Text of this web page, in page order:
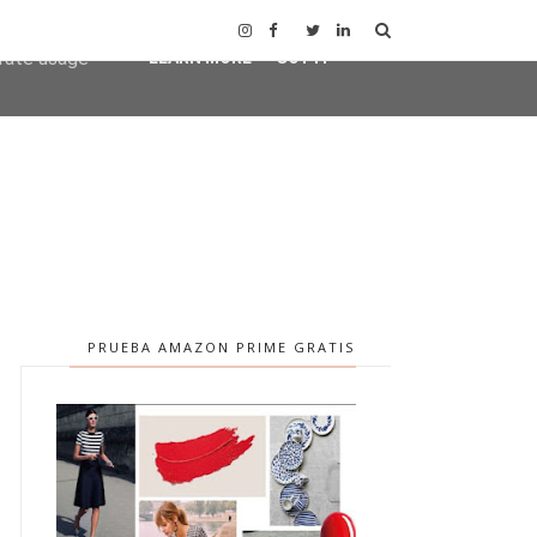
PRUEBA AMAZON PRIME GRATIS
agent
usage
LEARN MORE GOT IT